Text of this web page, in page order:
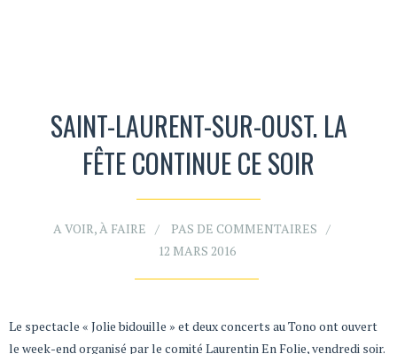
SAINT-LAURENT-SUR-OUST. LA
FÊTE CONTINUE CE SOIR
A VOIR, À FAIRE
PAS DE COMMENTAIRES
12 MARS 2016
Le spectacle « Jolie bidouille » et deux concerts au Tono ont ouvert
le week-end organisé par le comité Laurentin En Folie, vendredi soir.